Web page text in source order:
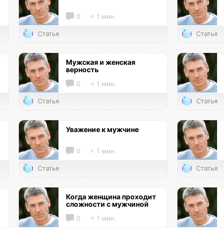
0 < 1 мин.
Статья Статья
Мужская и женская
верность
0 < 1 мин.
Статья Статья
Уважение к мужчине
0 < 1 мин.
Статья Статья
Когда женщина проходит
сложности с мужчиной
0 < 1 мин.